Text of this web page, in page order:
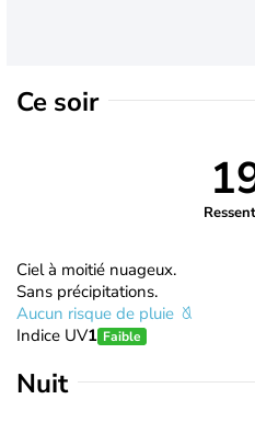
Ce soir
Ciel à moitié nuageux.
Sans précipitations.
Aucun risque de pluie
Indice UV1 Faible
Nuit